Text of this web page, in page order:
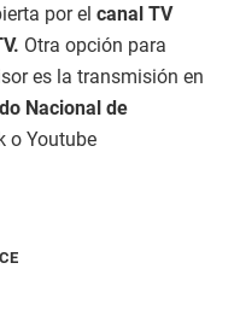
por el canal TV
Otra opción para
es la transmisión en
Nacional de
o Youtube